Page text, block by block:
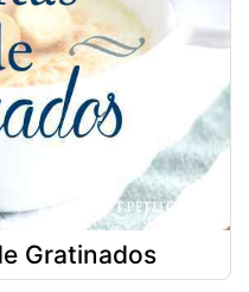
Gratinados